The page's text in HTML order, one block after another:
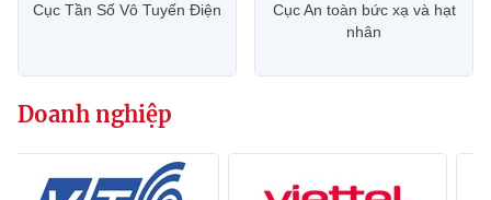
Vietnamese
Cục Tần Số Vô Tuyến Điện
Cục An toàn bức xạ và hạt
nhân
Doanh nghiệp